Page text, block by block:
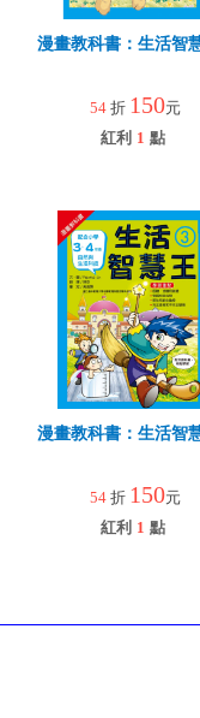
漫畫教科書：生活智
54 折 150元
紅利 1 點
漫畫教科書：生活智
54 折 150元
紅利 1 點